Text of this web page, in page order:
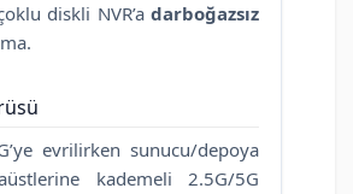
diskli NVR’a darboğazsız
evrilirken sunucu/depoya
kademeli 2.5G/5G